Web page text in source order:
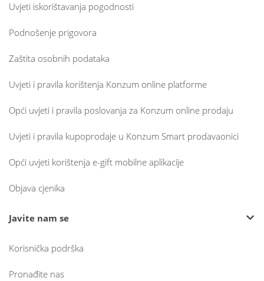
Uvjeti iskorištavanja pogodnosti
Podnošenje prigovora
Zaštita osobnih podataka
Uvjeti i pravila korištenja Konzum online platforme
Opći uvjeti i pravila poslovanja za Konzum online prodaju
Uvjeti i pravila kupoprodaje u Konzum Smart prodavaonici
Opći uvjeti korištenja e-gift mobilne aplikacije
Objava cjenika
Javite nam se
Korisnička podrška
Pronađite nas